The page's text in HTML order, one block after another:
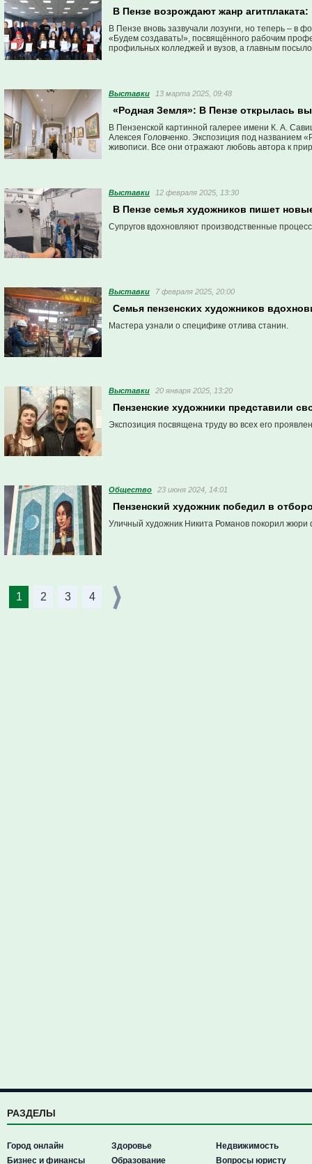
В Пензе возрождают жанр
В Пензе вновь зазвучали лозунги, но теперь – в
«Будем создавать!», посвящённого рабочим
профильных колледжей и вузов, а главным
Выставки 13 марта 2025, 09:48
«Родная Земля»: В Пензе открылась
В Пензенской картинной галерее имени К. А.
Алексея Головченко. Экспозиция под названием
живописи. Все они отражают любовь автора к
Выставки 12 февраля 2025, 13:30
В Пензе семья художников пишет
Супругов вдохновляют производственные
Выставки 7 февраля 2025, 20:00
Семья пензенских художников
Мастера узнали о специфике отлива станин.
Выставки 20 января 2025, 13:20
Пензенские художники представили
Экспозиция посвящена труду во всех его
Общество 23 июня 2024, 14:01
Пензенский художник победил в
Уличный художник Никита Романов покорил
1 2 3 4
РАЗДЕЛЫ
Город онлайн
Бизнес и финансы
Здоровье
Образование
Недвижимость
Вопросы юристу